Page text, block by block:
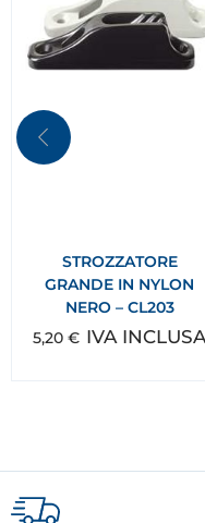
STROZZATORE
GRANDE IN NYLON
NERO – CL203
5,20 € IVA INCLUSA